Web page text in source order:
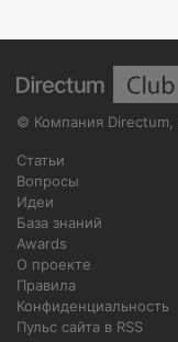
© Компания Directum
Статьи
Вопросы
Идеи
База знаний
Awards
О проекте
Правила
Конфиденциальность
Пульс сайта в RSS